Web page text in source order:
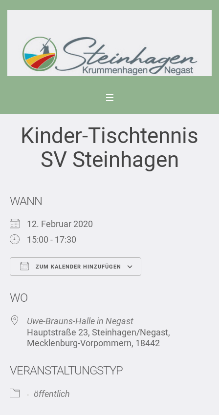
Kinder-Tischtennis
SV Steinhagen
WANN
12. Februar 2020
15:00 - 17:30
ZUM KALENDER HINZUFÜGEN
WO
Uwe-Brauns-Halle in Negast
Hauptstraße 23, Steinhagen/Negast,
Mecklenburg-Vorpommern, 18442
VERANSTALTUNGSTYP
öffentlich